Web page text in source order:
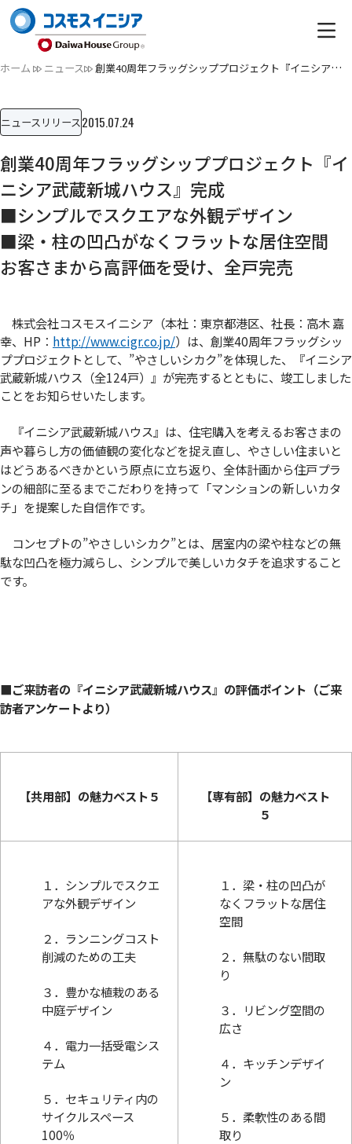
ホーム ニュース 創業40周年フラッグシッププロジェクト『イニシア武蔵新城ハウ…
ニュースリリース2015.07.24
創業40周年フラッグシッププロジェクト『イ
ニシア武蔵新城ハウス』完成
■シンプルでスクエアな外観デザイン
■梁・柱の凹凸がなくフラットな居住空間
お客さまから高評価を受け、全戸完売
株式会社コスモスイニシア（本社：東京都港区、社長：高木 嘉
幸、HP： http://www.cigr.co.jp/）は、創業40周年フラッグシッ
ププロジェクトとして、”やさしいシカク”を体現した、『イニシア
武蔵新城ハウス（全124戸）』が完売するとともに、竣工しました
ことをお知らせいたします。
『イニシア武蔵新城ハウス』は、住宅購入を考えるお客さまの
声や暮らし方の価値観の変化などを捉え直し、やさしい住まいと
はどうあるべきかという原点に立ち返り、全体計画から住戸プラ
ンの細部に至るまでこだわりを持って「マンションの新しいカタ
チ」を提案した自信作です。
コンセプトの”やさしいシカク”とは、居室内の梁や柱などの無
駄な凹凸を極力減らし、シンプルで美しいカタチを追求すること
です。
■ご来訪者の『イニシア武蔵新城ハウス』の評価ポイント（ご来
訪者アンケートより）
【共用部】の魅力ベスト５
【専有部】の魅力ベスト
５
１．シンプルでスクエ
アな外観デザイン
２．ランニングコスト
削減のための工夫
３．豊かな植栽のある
中庭デザイン
４．電力一括受電シス
テム
５．セキュリティ内の
サイクルスペース
100％
１．梁・柱の凹凸が
なくフラットな居住
空間
２．無駄のない間取
り
３．リビング空間の
広さ
４．キッチンデザイ
ン
５．柔軟性のある間
取り